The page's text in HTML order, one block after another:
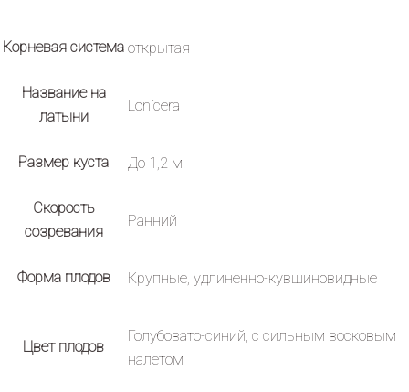
Корневая система открытая
Название на
латыни
Lonícera
Размер куста До 1,2 м.
Скорость
созревания
Ранний
Форма плодов Крупные, удлиненно-кувшиновидные
Цвет плодов
Голубовато-синий, с сильным восковым
налетом